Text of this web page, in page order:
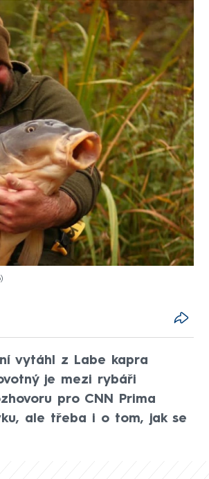
vytáhl z Labe kapra
je mezi rybáři
pro CNN Prima
ale třeba i o tom, jak se